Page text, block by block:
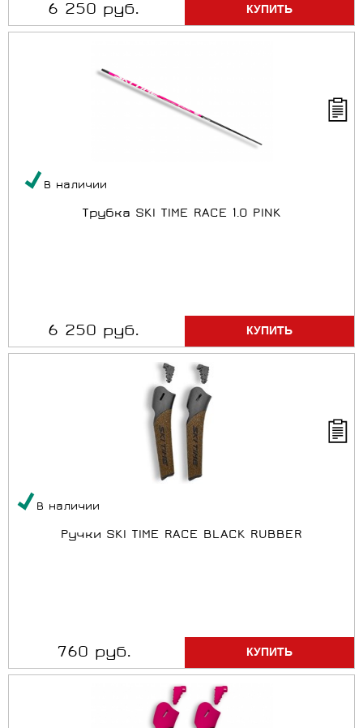
6 250 руб.
В наличии
Трубка SKI TIME RACE 1.0 PINK
6 250 руб.
В наличии
Ручки SKI TIME RACE BLACK RUBBER
760 руб.